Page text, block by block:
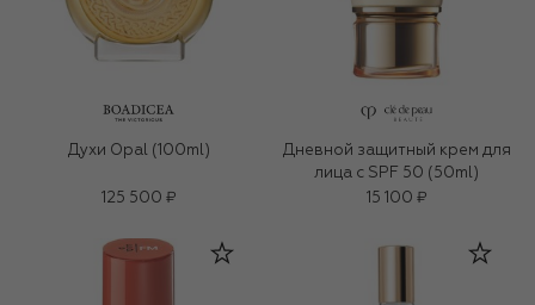
Духи Opal (100ml)
125 500 ₽
Дневной защитный крем для
лица с SPF 50 (50ml)
15 100 ₽